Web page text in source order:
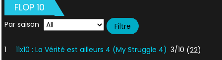
FLOP 10
Par saison
1 11x10 : La Vérité est ailleurs 4 (My Struggle 4) 3/10 (22)